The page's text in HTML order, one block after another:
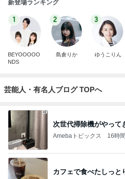
新登場ランキング
1
BEYOOOOO
NDS
2
島倉りか
3
ゆうこりん
芸能人・有名人ブログ TOPへ
次世代掃除機がやって
Amebaトピックス 16時
カフェで食べたしっと